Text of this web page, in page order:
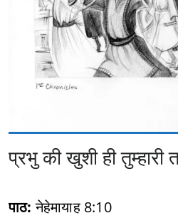
प्रभु की खुशी ही तुम्हारी
पाठ: नेहेमायाह 8:10